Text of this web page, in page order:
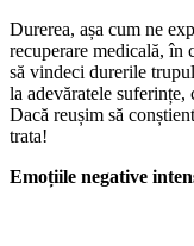
Durerea, așa cum ne
recuperare medicală, în
să vindeci durerile
la adevăratele suferințe,
Dacă reușim să
trata!
Emoțiile negative